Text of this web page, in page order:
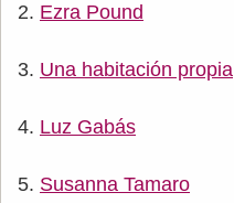
Ezra Pound
Una habitación propia
Luz Gabás
Susanna Tamaro